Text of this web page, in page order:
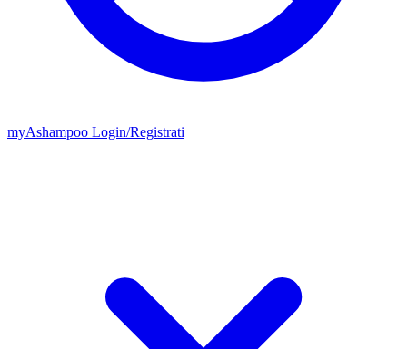
myAshampoo Login/Registrati